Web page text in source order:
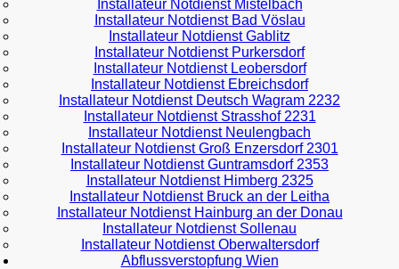
Installateur Notdienst Mistelbach
Installateur Notdienst Bad Vöslau
Installateur Notdienst Gablitz
Installateur Notdienst Purkersdorf
Installateur Notdienst Leobersdorf
Installateur Notdienst Ebreichsdorf
Installateur Notdienst Deutsch Wagram 2232
Installateur Notdienst Strasshof 2231
Installateur Notdienst Neulengbach
Installateur Notdienst Groß Enzersdorf 2301
Installateur Notdienst Guntramsdorf 2353
Installateur Notdienst Himberg 2325
Installateur Notdienst Bruck an der Leitha
Installateur Notdienst Hainburg an der Donau
Installateur Notdienst Sollenau
Installateur Notdienst Oberwaltersdorf
Abflussverstopfung Wien